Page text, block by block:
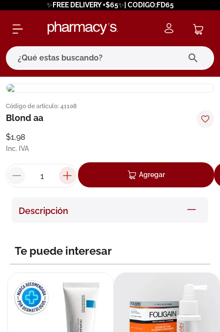
✨FREE DELIVERY +$65✨| CODIGO:FD65
¿Qué estas buscando?
Código de artículo: 41108
Blond aa
$1,98
Inc. IVA
Agregar
Descripción
Te puede interesar
términos más buscados
1. eucerin
cerave
7. isdin
megacistin
10.pañales